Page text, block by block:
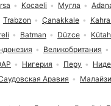
Великобритания
Нигерия Перу
Аравия
Kocaeli Мугла
Trabzon Çanakkale
Batman Düzce